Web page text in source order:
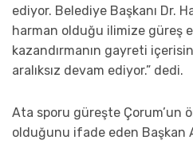
ediyor. Belediye Başkanı Dr.
harman olduğu ilimize güreş
kazandırmanın gayreti
aralıksız devam ediyor.” dedi.
Ata sporu güreşte Çorum’un
olduğunu ifade eden Başkan